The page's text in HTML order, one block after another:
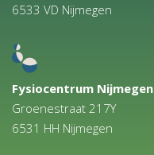
6533 VD Nijmegen
Fysiocentrum Nijmegen
Groenestraat 217Y
6531 HH Nijmegen